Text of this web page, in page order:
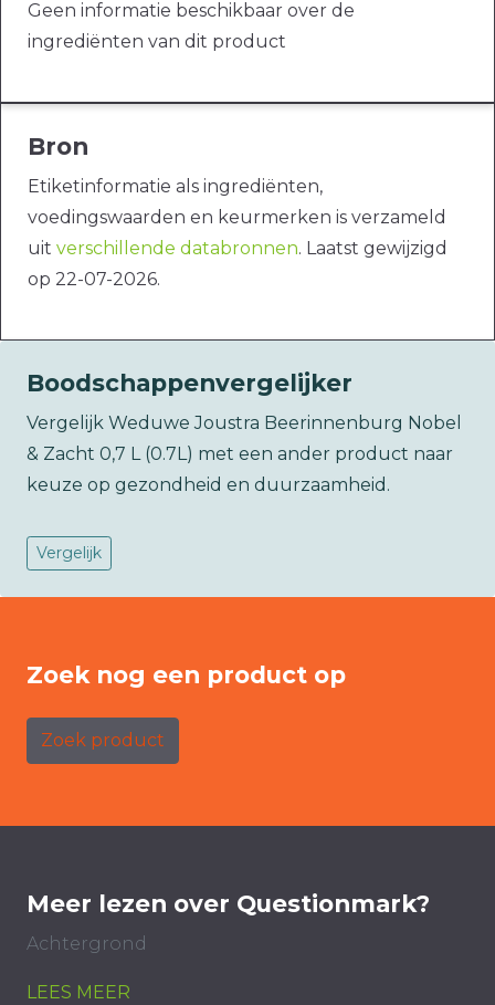
Geen informatie beschikbaar over de
ingrediënten van dit product
Bron
Etiketinformatie als ingrediënten,
voedingswaarden en keurmerken is verzameld
uit verschillende databronnen. Laatst gewijzigd
op 22-07-2026.
Boodschappenvergelijker
Vergelijk Weduwe Joustra Beerinnenburg Nobel
& Zacht 0,7 L (0.7L) met een ander product naar
keuze op gezondheid en duurzaamheid.
Vergelijk
Zoek nog een product op
Zoek product
Meer lezen over Questionmark?
Achtergrond
LEES MEER